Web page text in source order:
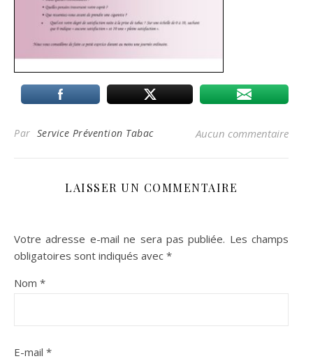
Par Service Prévention Tabac Aucun commentaire
LAISSER UN COMMENTAIRE
Votre adresse e-mail ne sera pas publiée. Les champs
obligatoires sont indiqués avec *
Nom *
E-mail *